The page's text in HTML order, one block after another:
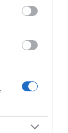
Gábor,
tündéri
bejegyzés